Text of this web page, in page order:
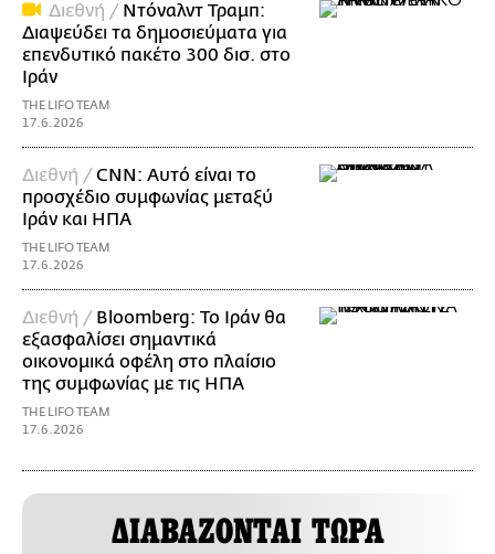
Διεθνή / Ντόναλντ Τραμπ:
Διαψεύδει τα δημοσιεύματα για
επενδυτικό πακέτο 300 δισ. στο
Ιράν
THE LIFO TEAM
17.6.2026
Διεθνή /CNN: Αυτό είναι το
προσχέδιο συμφωνίας μεταξύ
Ιράν και ΗΠΑ
THE LIFO TEAM
17.6.2026
Διεθνή / Bloomberg: Το Ιράν θα
εξασφαλίσει σημαντικά
οικονομικά οφέλη στο πλαίσιο
της συμφωνίας με τις ΗΠΑ
THE LIFO TEAM
17.6.2026
ΔΙΑΒΑΖΟΝΤΑΙ ΤΩΡΑ